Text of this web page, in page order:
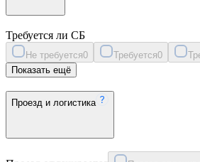
Требуется ли СБ
Не требуется0 Требуется0
Показать ещё
Проезд и логистика